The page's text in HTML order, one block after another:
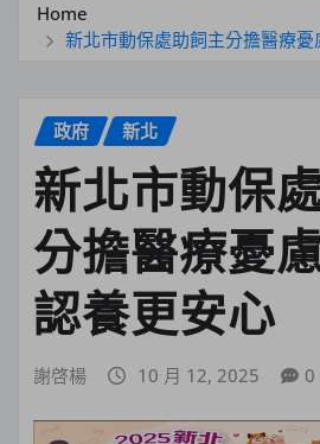
Home
新北市動保處助飼主分擔醫療
政府 新北
新北市動保
分擔醫療憂
認養更安心
謝啓楊 10 月 12, 2025 0